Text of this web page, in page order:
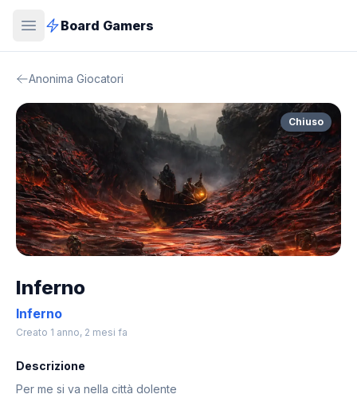
Board Gamers
Anonima Giocatori
Chiuso
Inferno
Inferno
Creato 1 anno, 2 mesi fa
Descrizione
Per me si va nella città dolente